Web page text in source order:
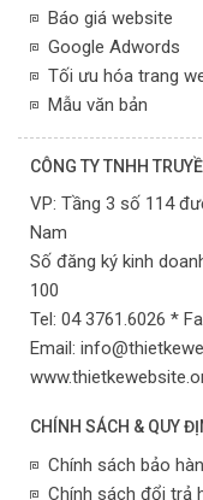
Báo giá website
Google Adwords
Tối ưu hóa trang
Mẫu văn bản
CÔNG TY TNHH
VP: Tầng 3 số 114
Nam
Số đăng ký kinh
100
Tel: 04 3761.6026 *
Email:
CHÍNH SÁCH & QUY
Chính sách bảo
Chính sách đổi trả